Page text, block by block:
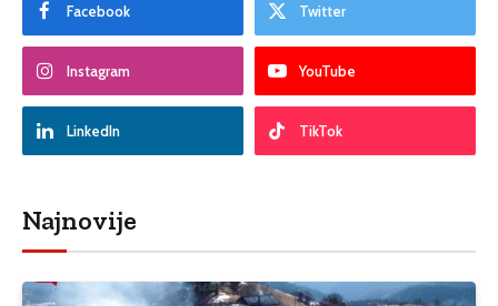
Facebook Twitter
Instagram YouTube
LinkedIn TikTok
Najnovije